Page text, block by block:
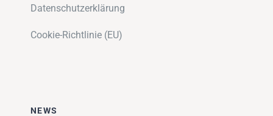
Datenschutzerklärung
Cookie-Richtlinie (EU)
NEWS